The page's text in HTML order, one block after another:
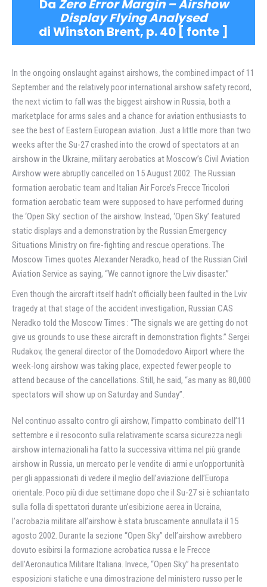
Da Zero Error Margin – Airshow
Display Flying Analysed
di Winston Brent, p. 40 [ fonte ]
In the ongoing onslaught against airshows, the combined impact of 11
September and the relatively poor international airshow safety record,
the next victim to fall was the biggest airshow in Russia, both a
marketplace for arms sales and a chance for aviation enthusiasts to
see the best of Eastern European aviation. Just a little more than two
weeks after the Su-27 crashed into the crowd of spectators at an
airshow in the Ukraine, military aerobatics at Moscow’s Civil Aviation
Airshow were abruptly cancelled on 15 August 2002. The Russian
formation aerobatic team and Italian Air Force’s Frecce Tricolori
formation aerobatic team were supposed to have performed during
the ‘Open Sky’ section of the airshow. Instead, ‘Open Sky’ featured
static displays and a demonstration by the Russian Emergency
Situations Ministry on fire-fighting and rescue operations. The
Moscow Times quotes Alexander Neradko, head of the Russian Civil
Aviation Service as saying, “We cannot ignore the Lviv disaster.”
Even though the aircraft itself hadn’t officially been faulted in the Lviv
tragedy at that stage of the accident investigation, Russian CAS
Neradko told the Moscow Times : “The signals we are getting do not
give us grounds to use these aircraft in demonstration flights.” Sergei
Rudakov, the general director of the Domodedovo Airport where the
week-long airshow was taking place, expected fewer people to
attend because of the cancellations. Still, he said, “as many as 80,000
spectators will show up on Saturday and Sunday”.
Nel continuo assalto contro gli airshow, l’impatto combinato dell’11
settembre e il resoconto sulla relativamente scarsa sicurezza negli
airshow internazionali ha fatto la successiva vittima nel più grande
airshow in Russia, un mercato per le vendite di armi e un’opportunità
per gli appassionati di vedere il meglio dell’aviazione dell’Europa
orientale. Poco più di due settimane dopo che il Su-27 si è schiantato
sulla folla di spettatori durante un’esibizione aerea in Ucraina,
l’acrobazia militare all’airshow è stata bruscamente annullata il 15
agosto 2002. Durante la sezione “Open Sky” dell’airshow avrebbero
dovuto esibirsi la formazione acrobatica russa e le Frecce
dell’Aeronautica Militare Italiana. Invece, “Open Sky” ha presentato
esposizioni statiche e una dimostrazione del ministero russo per le